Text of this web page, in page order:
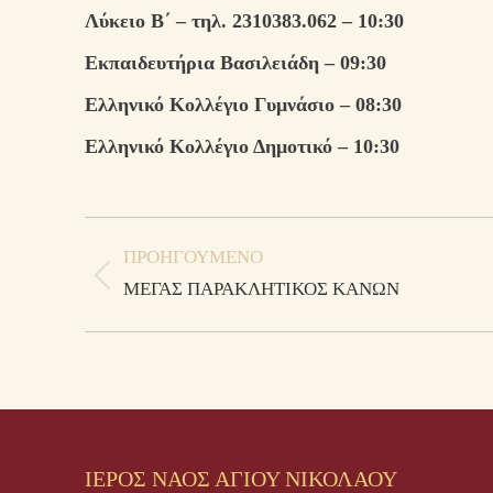
Λύκειο Β΄ – τηλ. 2310383.062 – 10:30
Εκπαιδευτήρια Βασιλειάδη – 09:30
Ελληνικό Κολλέγιο Γυμνάσιο – 08:30
Ελληνικό Κολλέγιο Δημοτικό – 10:30
navigation
ΠΡΟΗΓΟΎΜΕΝΟ
Previous
ΜΕΓΑΣ ΠΑΡΑΚΛΗΤΙΚΟΣ ΚΑΝΩΝ
ΙΕΡΟΣ ΝΑΟΣ ΑΓΙΟΥ ΝΙΚΟΛΑΟΥ